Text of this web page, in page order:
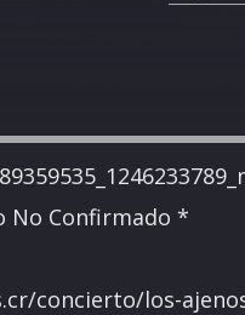
No Confirmado *
concierto/los-